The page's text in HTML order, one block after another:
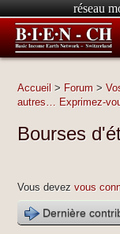
réseau
Accueil> Forum>
autres… Exprimez-
Bourses
Vous devez vous
Dernière